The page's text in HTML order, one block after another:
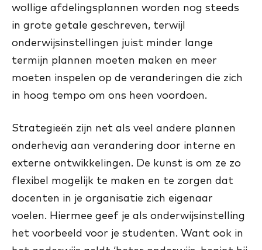
wollige afdelingsplannen worden nog steeds
in grote getale geschreven, terwijl
onderwijsinstellingen juist minder lange
termijn plannen moeten maken en meer
moeten inspelen op de veranderingen die zich
in hoog tempo om ons heen voordoen.
Strategieën zijn net als veel andere plannen
onderhevig aan verandering door interne en
externe ontwikkelingen. De kunst is om ze zo
flexibel mogelijk te maken en te zorgen dat
docenten in je organisatie zich eigenaar
voelen. Hiermee geef je als onderwijsinstelling
het voorbeeld voor je studenten. Want ook in